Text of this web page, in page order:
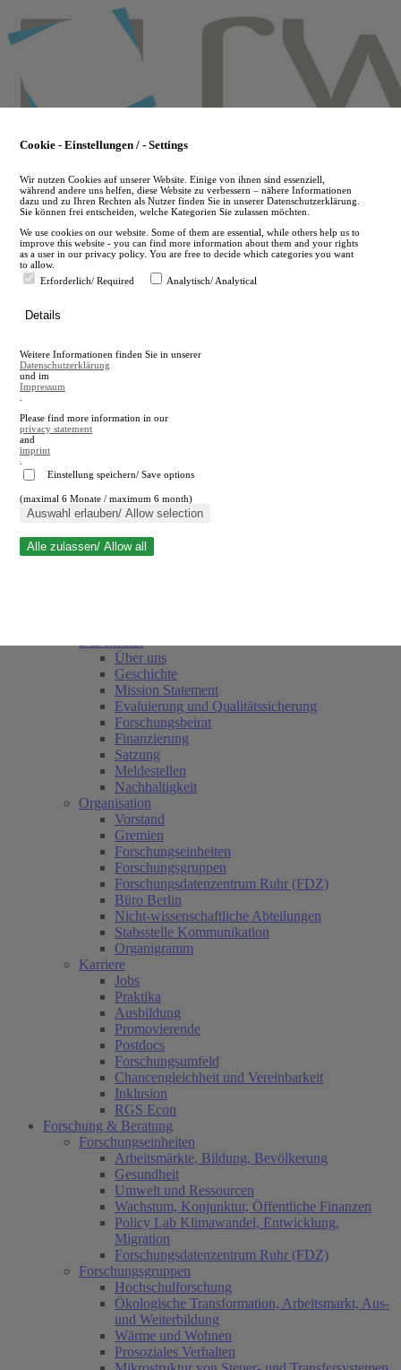
to
main
en
A
A
Suche schließen
Über uns
Geschichte
Mission Statement
Evaluierung und Qualitätssicherung
Forschungsbeirat
Finanzierung
Satzung
Meldestellen
Nachhaltigkeit
Organisation
Vorstand
Gremien
Forschungseinheiten
Forschungsgruppen
Forschungsdatenzentrum Ruhr (FDZ)
Büro Berlin
Nicht-wissenschaftliche Abteilungen
Stabsstelle Kommunikation
Organigramm
Karriere
Jobs
Praktika
Ausbildung
Promovierende
Postdocs
Forschungsumfeld
Chancengleichheit und Vereinbarkeit
Inklusion
RGS Econ
Forschung & Beratung
Forschungseinheiten
Arbeitsmärkte, Bildung, Bevölkerung
Gesundheit
Umwelt und Ressourcen
Wachstum, Konjunktur, Öffentliche Finanzen
Policy Lab Klimawandel, Entwicklung,
Migration
Forschungsdatenzentrum Ruhr (FDZ)
Forschungsgruppen
Hochschulforschung
Ökologische Transformation, Arbeitsmarkt, Aus-
und Weiterbildung
Wärme und Wohnen
Prosoziales Verhalten
Cookie - Einstellungen / - Settings
Wir nutzen Cookies auf unserer Website. Einige von ihnen sind essenziell,
während andere uns helfen, diese Website zu verbessern – nähere Informationen
dazu und zu Ihren Rechten als Nutzer finden Sie in unserer Datenschutzerklärung.
Sie können frei entscheiden, welche Kategorien Sie zulassen möchten.
We use cookies on our website. Some of them are essential, while others help us to
improve this website - you can find more information about them and your rights
as a user in our privacy policy. You are free to decide which categories you want
to allow.
Erforderlich/ Required
Analytisch/ Analytical
Details
Weitere Informationen finden Sie in unserer
Datenschutzerklärung
und im
Impressum
Please find more information in our
privacy statement
and
imprint
Einstellung speichern/ Save options
(maximal 6 Monate / maximum 6 month)
Auswahl erlauben/ Allow selection
Alle zulassen/ Allow all